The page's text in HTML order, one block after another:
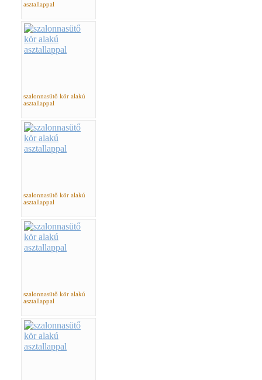
asztallappal
szalonnasütő kör alakú
asztallappal
szalonnasütő kör alakú
asztallappal
szalonnasütő kör alakú
asztallappal